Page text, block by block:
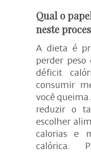
Qual o
neste
A dieta é
perder peso
déficit
consumir
você
reduzir o
escolher
calorias e
calórica.